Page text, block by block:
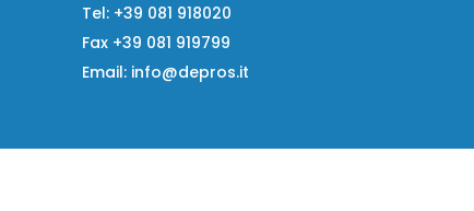
Tel: +39 081 918020
Fax +39 081 919799
Email: info@depros.it